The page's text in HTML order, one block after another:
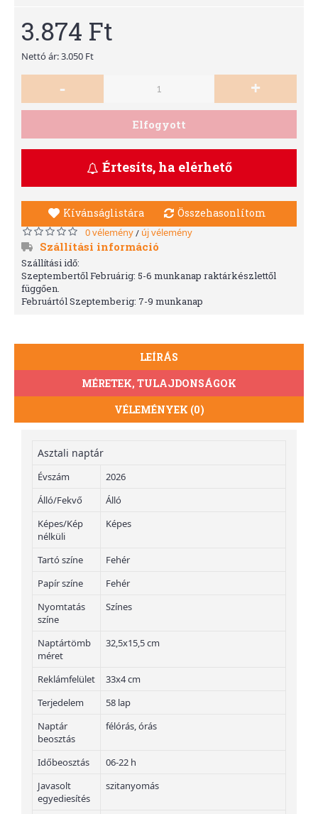
3.874 Ft
Nettó ár: 3.050 Ft
- +
Elfogyott
Értesíts, ha elérhető
Kívánságlistára Összehasonlítom
0 vélemény/ új vélemény
Szállítási információ
Szállítási idő:
Szeptembertől Februárig: 5-6 munkanap raktárkészlettől
függően.
Februártól Szeptemberig: 7-9 munkanap
LEÍRÁS
MÉRETEK, TULAJDONSÁGOK
VÉLEMÉNYEK (0)
Asztali naptár
Évszám
2026
Álló/Fekvő
Álló
Képes/Kép
nélküli
Képes
Tartó színe
Fehér
Papír színe
Fehér
Nyomtatás
színe
Színes
Naptártömb
méret
32,5x15,5 cm
Reklámfelület
33x4 cm
Terjedelem
58 lap
Naptár
beosztás
félórás, órás
Időbeosztás
06-22 h
Javasolt
egyediesítés
szitanyomás